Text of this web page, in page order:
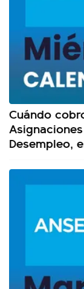
Cuándo
Desempleo,